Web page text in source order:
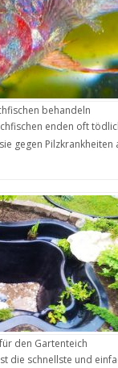
behandeln
enden oft
gegen Pilzkrankheiten
den Gartenteich
die schnellste und